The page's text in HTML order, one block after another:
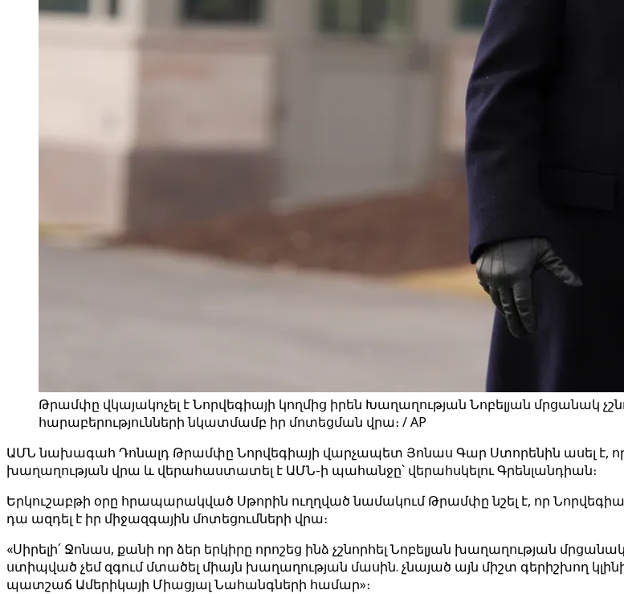
Թրամփը վկայակոչել է Նորվեգիայի կողմից իրեն Խաղաղության Նոբելյան մրցանակ
հարաբերությունների նկատմամբ իր մոտեցման վրա։ / AP
ԱՄՆ նախագահ Դոնալդ Թրամփը Նորվեգիայի վարչապետ Յոնաս Գար Ստորենին ասել է,
խաղաղության վրա և վերահաստատել է ԱՄՆ-ի պահանջը՝ վերահսկելու Գրենլանդիան։
Երկուշաբթի օրը հրապարակված Սթորին ուղղված նամակում Թրամփը նշել է, որ
դա ազդել է իր միջազգային մոտեցումների վրա։
«Սիրելի՛ Ջոնաս, քանի որ ձեր երկիրը որոշեց ինձ չշնորհել Նոբելյան խաղաղության
ստիպված չեմ զգում մտածել միայն խաղաղության մասին. չնայած այն միշտ գերիշխող
պատշաճ Ամերիկայի Միացյալ Նահանգների համար»։